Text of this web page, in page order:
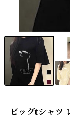
ビッグtシャツ